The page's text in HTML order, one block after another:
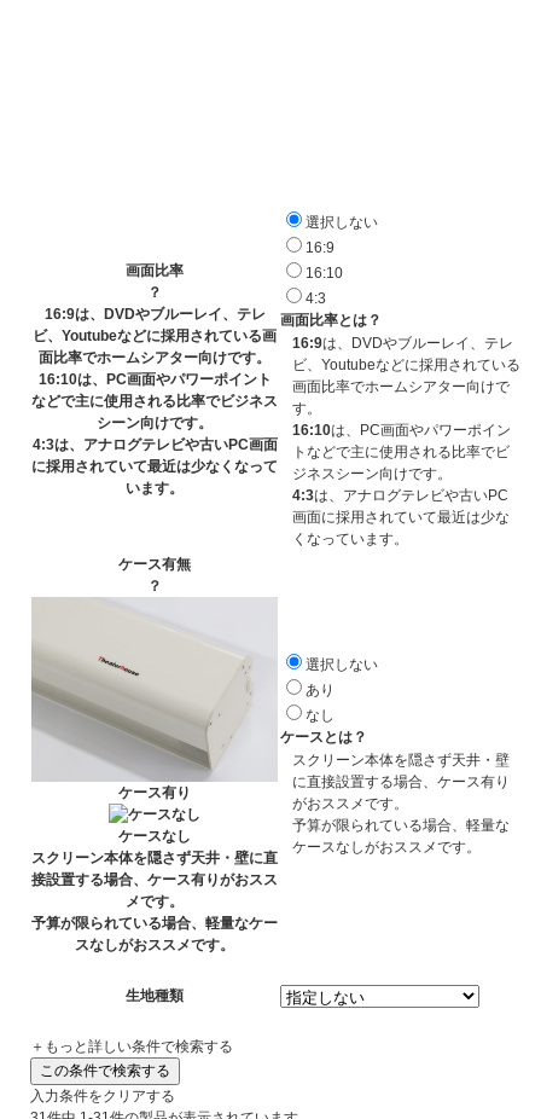
画面比率
？
16:9は、DVDやブルーレイ、テレ
ビ、Youtubeなどに採用されている画
面比率でホームシアター向けです。
16:10は、PC画面やパワーポイント
などで主に使用される比率でビジネス
シーン向けです。
4:3は、アナログテレビや古いPC画面
に採用されていて最近は少なくなって
います。
選択しない
16:9
16:10
4:3
画面比率とは？
16:9は、DVDやブルーレイ、テレ
ビ、Youtubeなどに採用されている
画面比率でホームシアター向けで
す。
16:10は、PC画面やパワーポイン
トなどで主に使用される比率でビ
ジネスシーン向けです。
4:3は、アナログテレビや古いPC
画面に採用されていて最近は少な
くなっています。
ケース有無
？
ケース有り
ケースなし
スクリーン本体を隠さず天井・壁に直
接設置する場合、ケース有りがおスス
メです。
予算が限られている場合、軽量なケー
スなしがおススメです。
選択しない
あり
なし
ケースとは？
スクリーン本体を隠さず天井・壁
に直接設置する場合、ケース有り
がおススメです。
予算が限られている場合、軽量な
ケースなしがおススメです。
生地種類
＋もっと詳しい条件で検索する
入力条件をクリアする